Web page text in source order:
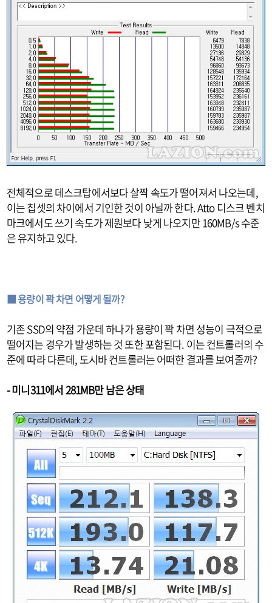
전체적으로 데스크탑에서보다 살짝 속도가 떨어져서 나오는데,
이는 칩셋의 차이에서 기인한 것이 아닐까 한다. Atto 디스크 벤치
마크에서도 쓰기 속도가 제원보다 낮게 나오지만 160MB/s 수준
은 유지하고 있다.
■ 용량이 꽉 차면 어떻게 될까?
기존 SSD의 약점 가운데 하나가 용량이 꽉 차면 성능이 극적으로
떨어지는 경우가 발생하는 것 또한 포함된다. 이는 컨트롤러의 수
준에 따라 다른데, 도시바 컨트롤러는 어떠한 결과를 보여줄까?
- 미니311에서 281MB만 남은 상태